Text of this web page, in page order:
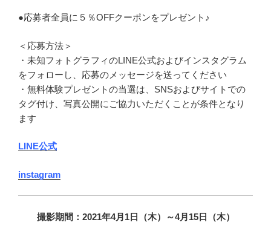
●応募者全員に５％OFFクーポンをプレゼント♪
＜応募方法＞
・未知フォトグラフィのLINE公式およびインスタグラム
をフォローし、応募のメッセージを送ってください
・無料体験プレゼントの当選は、SNSおよびサイトでの
タグ付け、写真公開にご協力いただくことが条件となり
ます
LINE公式
instagram
撮影期間：2021年4月1日（木）～4月15日（木）